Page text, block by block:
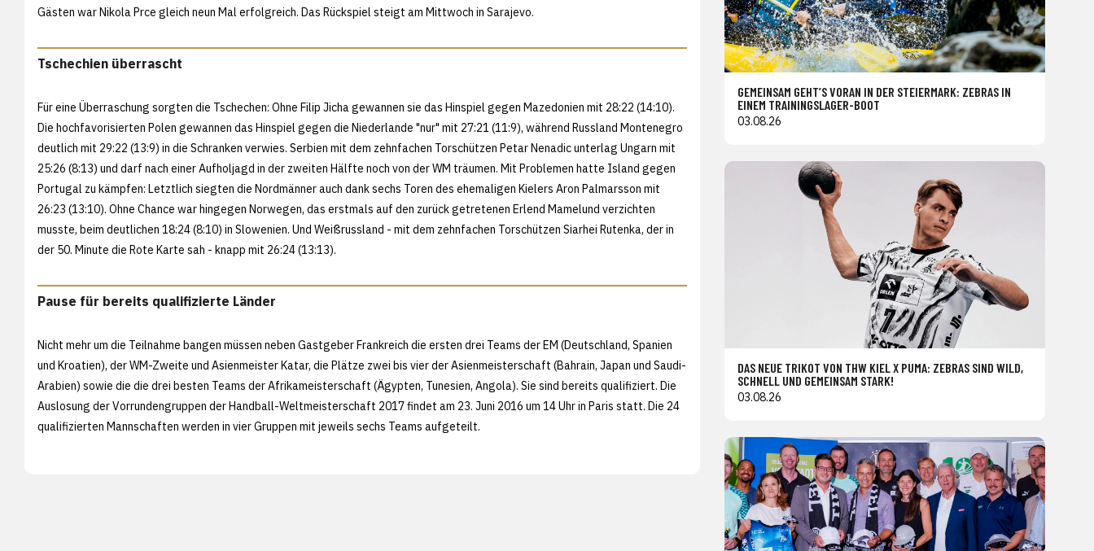
Gästen war Nikola Prce gleich neun Mal erfolgreich. Das Rückspiel steigt am Mittwoch in Sarajevo.
Tschechien überrascht
Für eine Überraschung sorgten die Tschechen: Ohne Filip Jicha gewannen sie das Hinspiel gegen Mazedonien mit 28:22 (14:10).
Die hochfavorisierten Polen gewannen das Hinspiel gegen die Niederlande "nur" mit 27:21 (11:9), während Russland Montenegro
deutlich mit 29:22 (13:9) in die Schranken verwies. Serbien mit dem zehnfachen Torschützen Petar Nenadic unterlag Ungarn mit
25:26 (8:13) und darf nach einer Aufholjagd in der zweiten Hälfte noch von der WM träumen. Mit Problemen hatte Island gegen
Portugal zu kämpfen: Letztlich siegten die Nordmänner auch dank sechs Toren des ehemaligen Kielers Aron Palmarsson mit
26:23 (13:10). Ohne Chance war hingegen Norwegen, das erstmals auf den zurück getretenen Erlend Mamelund verzichten
musste, beim deutlichen 18:24 (8:10) in Slowenien. Und Weißrussland - mit dem zehnfachen Torschützen Siarhei Rutenka, der in
der 50. Minute die Rote Karte sah - knapp mit 26:24 (13:13).
Pause für bereits qualifizierte Länder
Nicht mehr um die Teilnahme bangen müssen neben Gastgeber Frankreich die ersten drei Teams der EM (Deutschland, Spanien
und Kroatien), der WM-Zweite und Asienmeister Katar, die Plätze zwei bis vier der Asienmeisterschaft (Bahrain, Japan und Saudi-
Arabien) sowie die die drei besten Teams der Afrikameisterschaft (Ägypten, Tunesien, Angola). Sie sind bereits qualifiziert. Die
Auslosung der Vorrundengruppen der Handball-Weltmeisterschaft 2017 findet am 23. Juni 2016 um 14 Uhr in Paris statt. Die 24
qualifizierten Mannschaften werden in vier Gruppen mit jeweils sechs Teams aufgeteilt.
GEMEINSAM GEHT’S VORAN IN DER STEIERMARK: ZEBRAS IN
EINEM TRAININGSLAGER-BOOT
03.08.26
DAS NEUE TRIKOT VON THW KIEL X PUMA: ZEBRAS SIND WILD,
SCHNELL UND GEMEINSAM STARK!
03.08.26